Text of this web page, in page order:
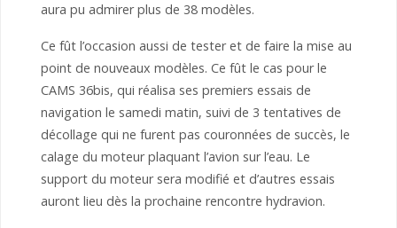
aura pu admirer plus de 38 modèles.
Ce fût l’occasion aussi de tester et de faire la mise au
point de nouveaux modèles. Ce fût le cas pour le
CAMS 36bis, qui réalisa ses premiers essais de
navigation le samedi matin, suivi de 3 tentatives de
décollage qui ne furent pas couronnées de succès, le
calage du moteur plaquant l’avion sur l’eau. Le
support du moteur sera modifié et d’autres essais
auront lieu dès la prochaine rencontre hydravion.